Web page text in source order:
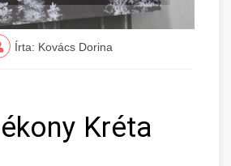
Írta: Kovács Dorina
Kréta